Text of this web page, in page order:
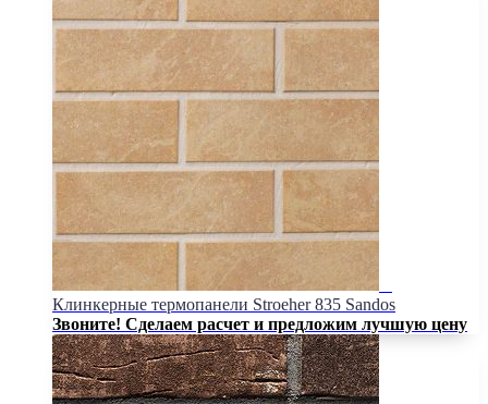
Клинкерные термопанели Stroeher 835 Sandos
Звоните! Сделаем расчет и предложим лучшую цену